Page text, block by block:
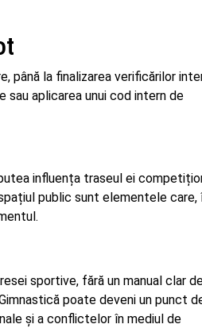
până la finalizarea verificărilor
sau aplicarea unui cod intern de
influența traseul ei
public sunt elementele care,
sportive, fără un manual clar
poate deveni un punct
și a conflictelor în mediul de